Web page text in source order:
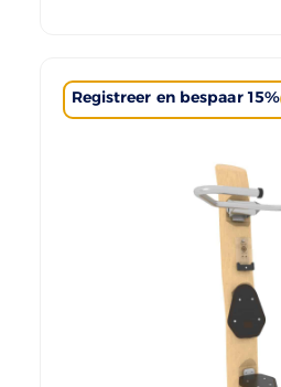
Registreer en bespaar 15%